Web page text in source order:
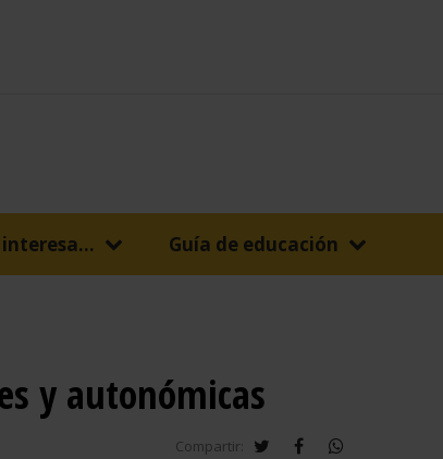
interesa... Guía de educación
y autonómicas
Compartir: twitterfacebookwhatsapp